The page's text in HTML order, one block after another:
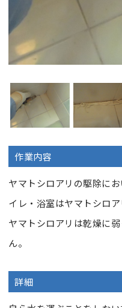
作業内容
ヤマトシロアリの駆除に
イレ・浴室はヤマトシロ
ヤマトシロアリは乾燥に
ん。
詳細